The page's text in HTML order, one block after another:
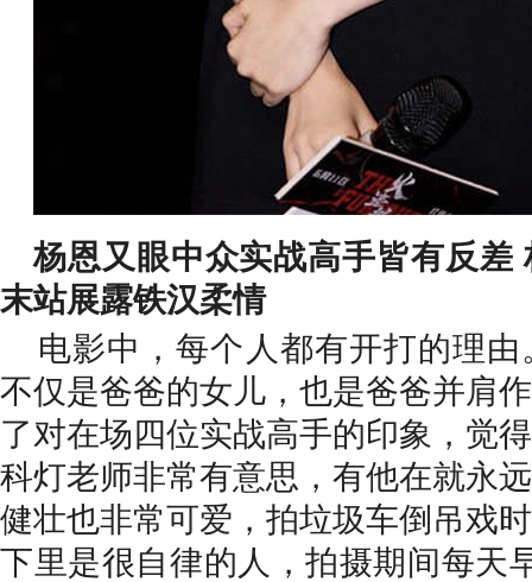
杨恩又眼中众实战高手皆有反差
末站展露铁汉柔情
电影中，每个人都有开打的理
不仅是爸爸的女儿，也是爸爸并肩
了对在场四位实战高手的印象，觉
科灯老师非常有意思， 有他在就永
健壮也非常可爱，拍垃圾车倒吊戏时
下里是很自律的人，拍摄期间每天